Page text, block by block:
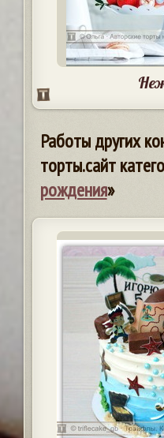
Работы других
торты.сайт
рождения»